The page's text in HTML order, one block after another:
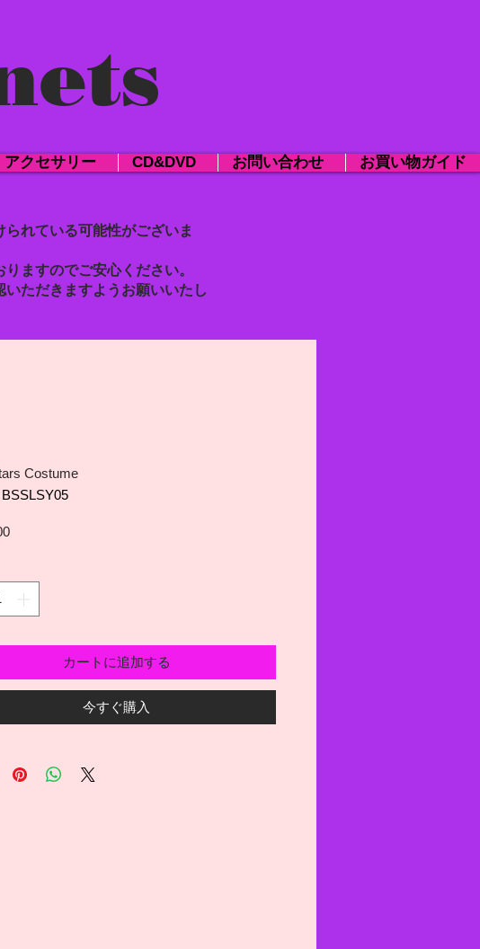
アクセサリー CD&DVD お問い合わせ お買い物ガイド
られている可能性がございま
ますのでご安心ください。
いただきますようお願いいたし
Costume
価
カートに追加する
今すぐ購入